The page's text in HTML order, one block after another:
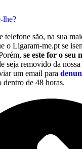
lhe?
telefone são, na sua
o Ligaram-me.pt se
se este for o seu
seja removido da nossa
um email para
dentro de 48 horas.